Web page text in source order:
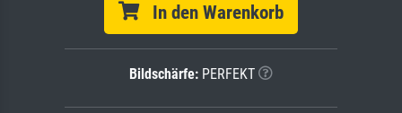
In den Warenkorb
Bildschärfe: PERFEKT